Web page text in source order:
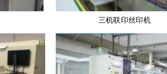
三机联印丝印机